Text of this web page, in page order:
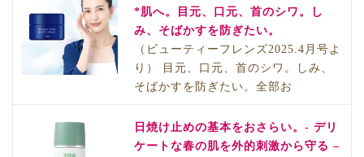
*肌へ。目元、口元、首のシワ。し
み、そばかすを防ぎたい。
（ビューティーフレンズ2025.4月号よ
り） 目元、口元、首のシワ。しみ、
そばかすを防ぎたい。全部お
日焼け止めの基本をおさらい。- デリ
ケートな春の肌を外的刺激から守る –